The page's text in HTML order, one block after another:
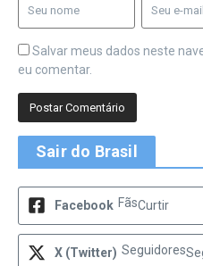
Salvar meus dados neste
eu comentar.
Sair do Brasil
Facebook FãsCurtir
X (Twitter) Seguidores